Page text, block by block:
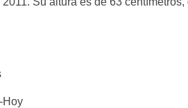
Hoy